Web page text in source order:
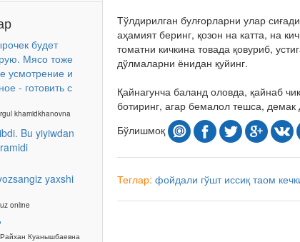
будет
Мясо тоже
усмотрение и
- готовить с
khamidkhanovna
Bu yiyiwdan
yaxshi
online
Куанышбаевна
Тўлдирилган булғорларни улар
аҳамият беринг, қозон на катта, на
томатни кичкина товада қовуриб,
дўлмаларни ёнидан қуйинг.
Қайнагунча баланд оловда, қайнаб
ботиринг, агар бемалол тешса,
Бўлишмоқ
Теглар: фойдали гўшт иссиқ таом